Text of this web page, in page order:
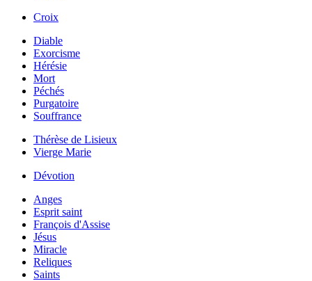
Croix
Diable
Exorcisme
Hérésie
Mort
Péchés
Purgatoire
Souffrance
Thérèse de Lisieux
Vierge Marie
Dévotion
Anges
Esprit saint
François d'Assise
Jésus
Miracle
Reliques
Saints